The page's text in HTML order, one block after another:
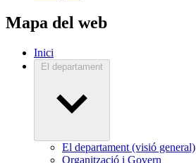
Mapa del web
Inici
El departament
El departament (visió general)
Organització i Govern